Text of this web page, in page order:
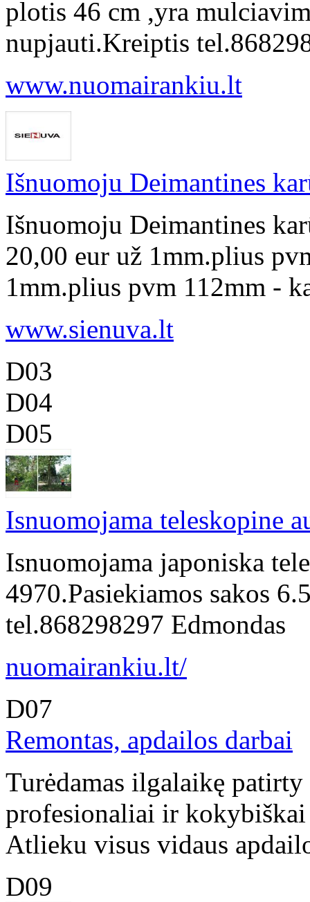
plotis 46 cm ,yra
nupjauti.Kreiptis
www.nuomairankiu.lt
Išnuomoju Deimantines
Išnuomoju Deimantines
20,00 eur už 1mm.plius
1mm.plius pvm 112mm -
www.sienuva.lt
D03
D04
D05
Isnuomojama teleskopine
Isnuomojama japoniska
4970.Pasiekiamos sakos
tel.868298297 Edmondas
nuomairankiu.lt/
D07
Remontas, apdailos darbai
Turėdamas ilgalaikę
profesionaliai ir
Atlieku visus vidaus
D09